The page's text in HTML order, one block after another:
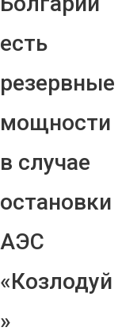
есть
резервные
мощности
в случае
остановки
АЭС
«Козлодуй
»